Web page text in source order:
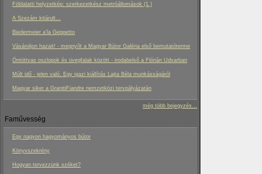
Földalatti helyzetkép: szerkezetkész metróállomások (1.)
A Szezám kitárult...
Biedermeier a’la Geppetto
Vásároljon hazait! - megnyílt a Magyar Bútor Galéria első bemutatóterme
Öntöttvas oszlopok és üvegfalak között - irodabelső a Flórián Udvarban
Múlt idő - jelen való. Egy igazi kiállítás Lajta Béla munkásságáról
Magyar siker a GranitiFiandre nemzetközi tervpályázatán
még több bejegyzés...
Faművesség
Egy nagyon hagyományos bútor
Könyvszekrény
Hogyan tervezzünk széket?